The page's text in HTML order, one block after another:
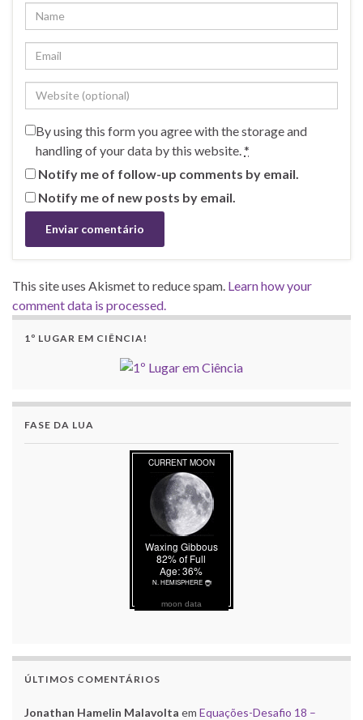
By using this form you agree with the storage and
handling of your data by this website.*
Notify me of follow-up comments by email.
Notify me of new posts by email.
This site uses Akismet to reduce spam. Learn how your
comment data is processed.
1º LUGAR EM CIÊNCIA!
FASE DA LUA
moon data
ÚLTIMOS COMENTÁRIOS
Jonathan Hamelin Malavolta em Equações-Desafio 18 –